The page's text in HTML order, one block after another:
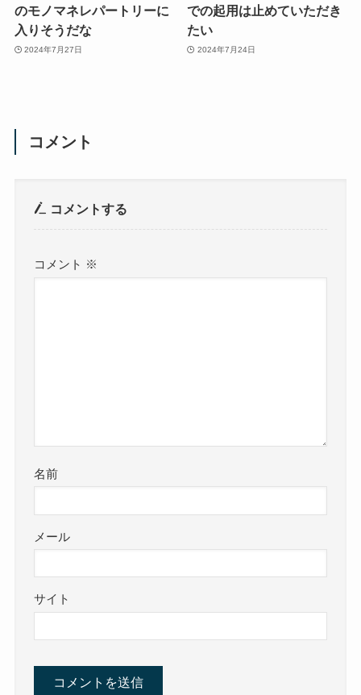
のモノマネレパートリーに
入りそうだな
2024年7月27日
での起用は止めていただき
たい
2024年7月24日
コメント
コメントする
コメント ※
名前
メール
サイト